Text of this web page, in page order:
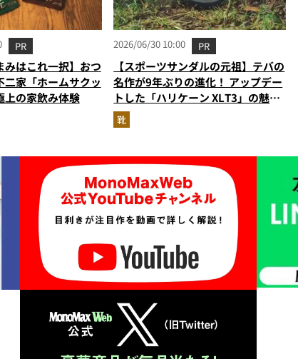
PR
みはこれ一択】おつ
二家「ホームサクッ
上の家飲み体験
2026/06/30 10:00 PR
【スポーツサンダルの元祖】テバの
名作が9年ぶりの進化！ アップデー
トした「ハリケーン XLT3」の魅力
を識者があらゆる角度から徹底解
説！
靴